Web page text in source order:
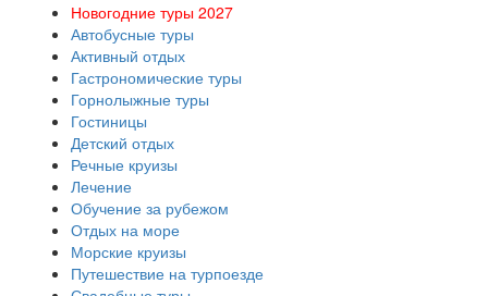
Новогодние туры 2027
Автобусные туры
Активный отдых
Гастрономические туры
Горнолыжные туры
Гостиницы
Детский отдых
Речные круизы
Лечение
Обучение за рубежом
Отдых на море
Морские круизы
Путешествие на турпоезде